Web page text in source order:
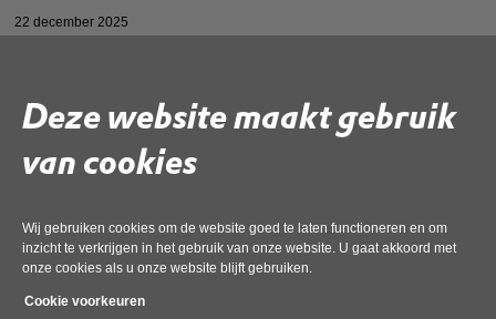
Deze website maakt gebruik
van cookies
Wij gebruiken cookies om de website goed te laten functioneren en om
inzicht te verkrijgen in het gebruik van onze website. U gaat akkoord met
onze cookies als u onze website blijft gebruiken.
Cookie voorkeuren
22 december 2025